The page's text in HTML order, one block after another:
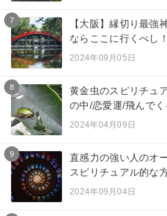
7
【大阪】縁切り最強
ならここに行くべし！
2024年09月05日
8
黄金虫のスピリチュ
の中/恋愛運/飛んでく
2024年04月09日
9
直感力の強い人のオ
スピリチュアル的な
2024年09月04日